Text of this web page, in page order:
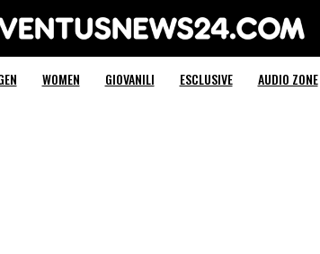
Juventus News 24
WOMEN GIOVANILI ESCLUSIVE AUDIO ZONE